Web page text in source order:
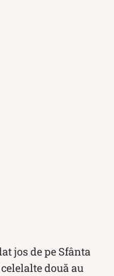
jos de pe Sfânta
două au